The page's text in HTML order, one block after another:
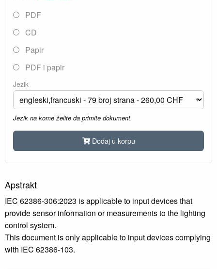
PDF
CD
Papir
PDF i papir
Jezik
Jezik na kome želite da primite dokument.
Dodaj u korpu
Apstrakt
IEC 62386-306:2023 is applicable to input devices that
provide sensor information or measurements to the lighting
control system.
This document is only applicable to input devices complying
with IEC 62386-103.